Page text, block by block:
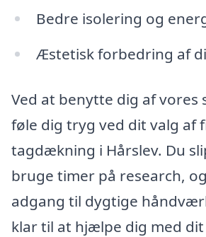
Bedre isolering og
Æstetisk forbedring af
Ved at benytte dig af vores
føle dig tryg ved dit valg af
tagdækning i Hårslev. Du
bruge timer på research,
adgang til dygtige
klar til at hjælpe dig med